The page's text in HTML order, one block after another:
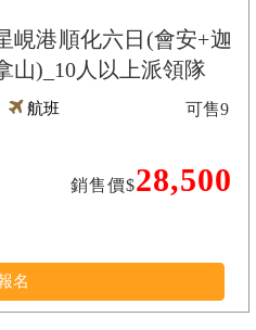
峴港順化六日(會安+迦
山)_10人以上派領隊
航班
銷售價$28,500
可售9
名